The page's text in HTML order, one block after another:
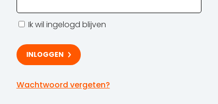
Ik wil ingelogd blijven
Wachtwoord vergeten?